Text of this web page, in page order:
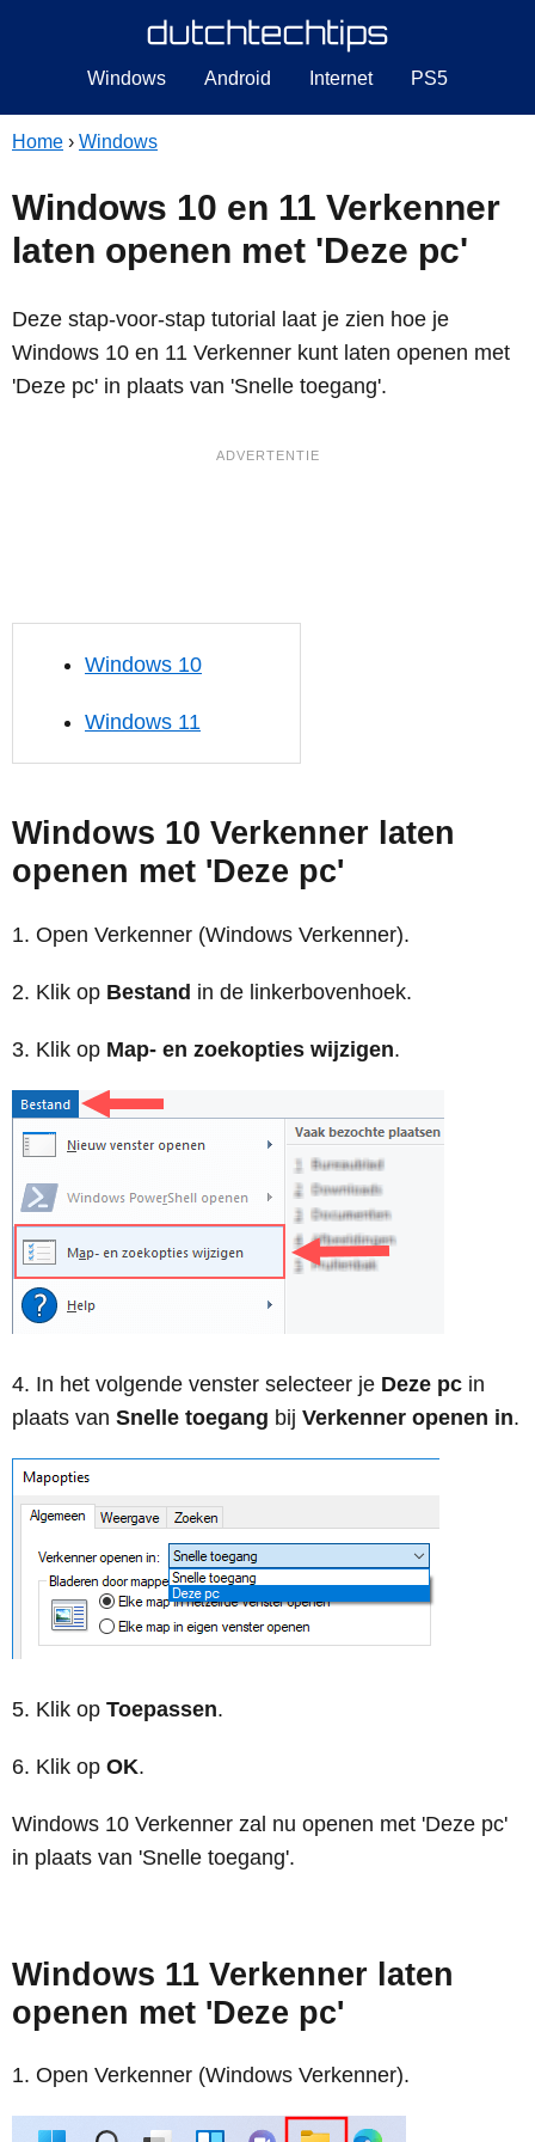
Windows Android Internet PS5
Home › Windows
Windows 10 en 11 Verkenner
laten openen met 'Deze pc'
Deze stap-voor-stap tutorial laat je zien hoe je
Windows 10 en 11 Verkenner kunt laten openen met
'Deze pc' in plaats van 'Snelle toegang'.
Windows 10
Windows 11
Windows 10 Verkenner laten
openen met 'Deze pc'
Open Verkenner (Windows Verkenner).
Klik op Bestand in de linkerbovenhoek.
Klik op Map- en zoekopties wijzigen.
In het volgende venster selecteer je Deze pc in
plaats van Snelle toegang bij Verkenner openen in.
Klik op Toepassen.
Klik op OK.
Windows 10 Verkenner zal nu openen met 'Deze pc'
in plaats van 'Snelle toegang'.
Windows 11 Verkenner laten
openen met 'Deze pc'
Open Verkenner (Windows Verkenner).